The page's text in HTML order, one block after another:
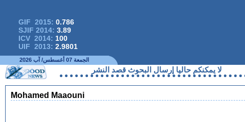
GIF 2015: 0.786
SJIF 2014: 3.89
ICV 2014: 100
UIF 2013: 2.9801
الجمعة 07 أغسطس/ آب 2026
لا يمكنكم حاليا إرسال البحوث قصد النشر
Mohamed Maaouni